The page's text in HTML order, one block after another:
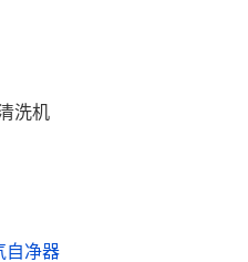
洗机
自净器